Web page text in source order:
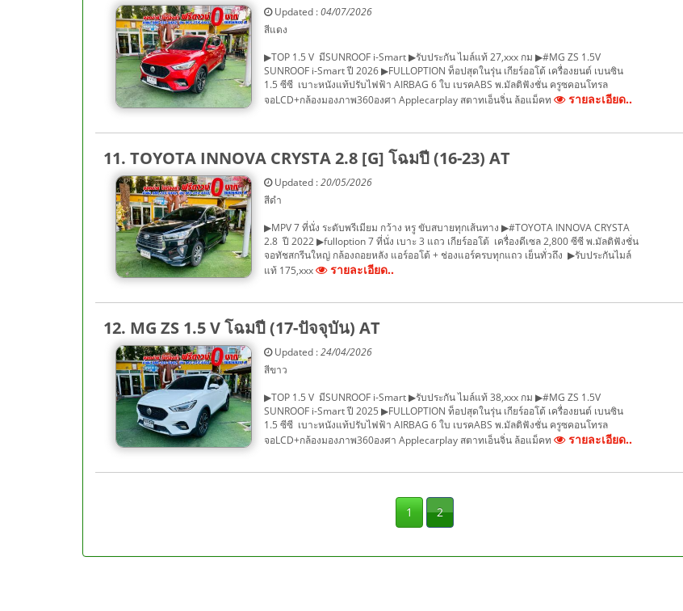
Updated :04/07/2026
สีแดง
▶TOP 1.5 V มีSUNROOF i-Smart ▶รับประกัน ไมล์แท้ 27,xxx กม ▶#MG ZS 1.5V
SUNROOF i-Smart ปี 2026 ▶FULLOPTION ท็อปสุดในรุ่น เกียร์ออโต้ เครื่องยนต์ เบนซิน
1.5 ซีซี เบาะหนังแท้ปรับไฟฟ้า AIRBAG 6 ใบ เบรคABS พ.มัลติฟังชั่น ครูซคอนโทรล
จอLCD+กล้องมองภาพ360องศา Applecarplay สตาทเอ็นจิ่น ล้อแม็คท
รายละเอียด..
11. TOYOTA INNOVA CRYSTA 2.8 [G] โฉมปี (16-23) AT
Updated :20/05/2026
สีดำ
▶MPV 7 ที่นั่ง ระดับพรีเมียม กว้าง หรู ขับสบายทุกเส้นทาง ▶#TOYOTA INNOVA CRYSTA
2.8 ปี 2022 ▶fulloption 7 ที่นั่ง เบาะ 3 แถว เกียร์ออโต้ เครื่องดีเซล 2,800 ซีซี พ.มัลติฟังชั่น
จอทัชสกรีนใหญ่ กล้องถอยหลัง แอร์ออโต้ + ช่องแอร์ครบทุกแถว เย็นทั่วถึง ▶รับประกันไมล์
แท้ 175,xxx
รายละเอียด..
12. MG ZS 1.5 V โฉมปี (17-ปัจจุบัน) AT
Updated :24/04/2026
สีขาว
▶TOP 1.5 V มีSUNROOF i-Smart ▶รับประกัน ไมล์แท้ 38,xxx กม ▶#MG ZS 1.5V
SUNROOF i-Smart ปี 2025 ▶FULLOPTION ท็อปสุดในรุ่น เกียร์ออโต้ เครื่องยนต์ เบนซิน
1.5 ซีซี เบาะหนังแท้ปรับไฟฟ้า AIRBAG 6 ใบ เบรคABS พ.มัลติฟังชั่น ครูซคอนโทรล
จอLCD+กล้องมองภาพ360องศา Applecarplay สตาทเอ็นจิ่น ล้อแม็คท
รายละเอียด..
1 2